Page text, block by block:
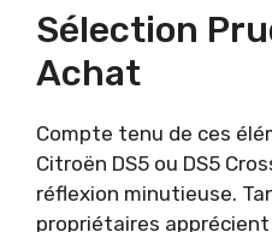
Sélection
Achat
Compte tenu de ces
Citroën DS5 ou DS5
réflexion minutieuse.
propriétaires